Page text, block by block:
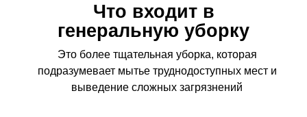
Что входит в
генеральную уборку
Это более тщательная уборка, которая
подразумевает мытье труднодоступных мест и
выведение сложных загрязнений